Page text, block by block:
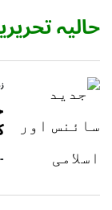
حالیہ
-